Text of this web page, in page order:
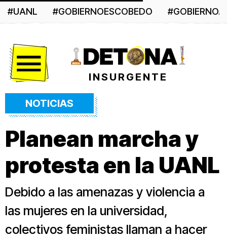
#UANL #GOBIERNOESCOBEDO
INSURGENTE
NOTICIAS
Planean marcha y
protesta en la UANL
Debido a las amenazas y violencia a
las mujeres en la universidad,
colectivos feministas llaman a hacer